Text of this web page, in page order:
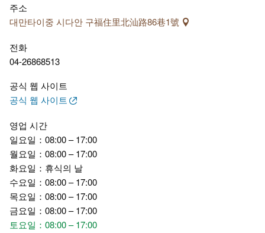
주소
대만타이중 시다안 구福住里北汕路86巷1號
전화
04-26868513
공식 웹 사이트
공식 웹 사이트
영업 시간
일요일：08:00 – 17:00
월요일：08:00 – 17:00
화요일：휴식의 날
수요일：08:00 – 17:00
목요일：08:00 – 17:00
금요일：08:00 – 17:00
토요일：08:00 – 17:00